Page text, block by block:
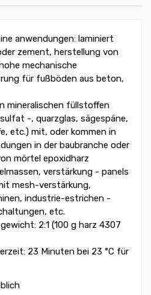
anwendungen: laminiert
zement, herstellung von
mechanische
für fußböden aus beton,
mineralischen füllstoffen
-, quarzglas, sägespäne,
etc.) mit, oder kommen in
in der baubranche oder
mörtel epoxidharz
verstärkung - panels
mesh-verstärkung,
industrie-estrichen -
etc.
2:1 (100 g harz 4307
23 Minuten bei 23 °C für